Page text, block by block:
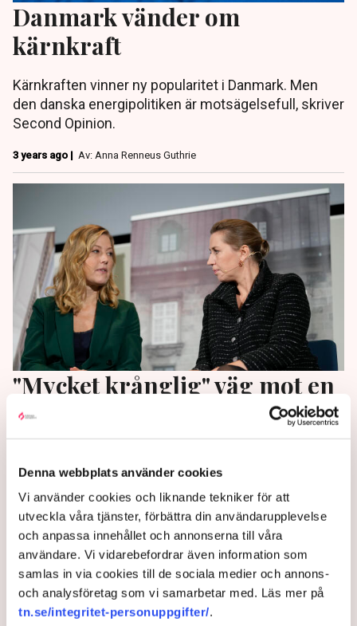
Denna webbplats använder cookies
Vi använder cookies och liknande tekniker för att
utveckla våra tjänster, förbättra din användarupplevelse
och anpassa innehållet och annonserna till våra
användare. Vi vidarebefordrar även information som
samlas in via cookies till de sociala medier och annons-
och analysföretag som vi samarbetar med. Läs mer på
tn.se/integritet-personuppgifter/.
Danmark vänder om
kärnkraft
Kärnkraften vinner ny popularitet i Danmark. Men
den danska energipolitiken är motsägelsefull, skriver
Second Opinion.
3 years ago | Av: Anna Renneus Guthrie
"Mycket krånglig" väg mot en
bred dansk regering
folketinget, men Socialdemokratiet vill fortsatt bilda
en blocköverskridande regering.
3 years ago | Av: TT